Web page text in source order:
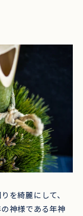
を綺麗にして、
神様である年神